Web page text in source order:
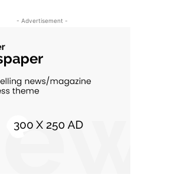
- Advertisement -